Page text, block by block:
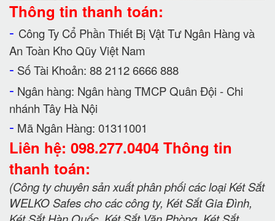
Thông tin thanh toán:
- Công Ty Cổ Phần Thiết Bị Vật Tư Ngân Hàng và
An Toàn Kho Qũy Việt Nam
- Số Tài Khoản: 88 2112 6666 888
- Ngân hàng: Ngân hàng TMCP Quân Đội - Chi
nhánh Tây Hà Nội
- Mã Ngân Hàng: 01311001
Liên hệ: 098.277.0404 Thông tin
thanh toán:
(Công ty chuyên sản xuất phân phối các loại Két Sắt
WELKO Safes cho các công ty, Két Sắt Gia Đình,